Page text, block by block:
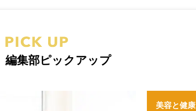
編集部ピックアップ
美容と健康